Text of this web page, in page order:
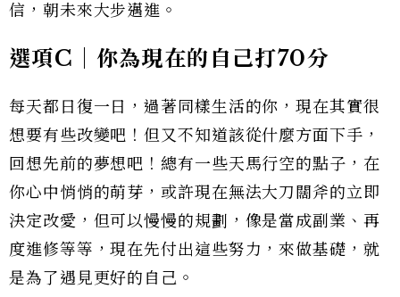
信，朝未來大步邁進。
選項C｜你為現在的自己打70分
每天都日復一日，過著同樣生活的你，現在其實很
想要有些改變吧！但又不知道該從什麼方面下手，
回想先前的夢想吧！總有一些天馬行空的點子，在
你心中悄悄的萌芽，或許現在無法大刀闊斧的立即
決定改愛，但可以慢慢的規劃，像是當成副業、再
度進修等等，現在先付出這些努力，來做基礎，就
是為了遇見更好的自己。